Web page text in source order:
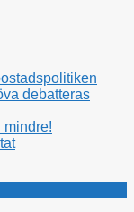
debatteras
mindre!